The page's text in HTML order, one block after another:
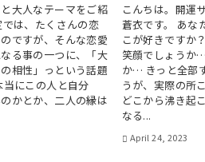
大人なテーマをご紹
は、たくさんの恋
ですが、そんな恋愛
る事の一つに、「大
相性」っという話題
にこの人と自分
かとか、二人の縁は
こんちは。開運
蒼衣です。 あな
こが好きですか
笑顔でしょうか
か… きっと全部
うが、実際の所
どこから沸き起
なる...
April 24, 2023